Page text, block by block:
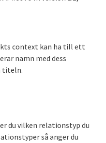
context kan ha till ett
namn med dess
titeln.
du vilken relationstyp du
så anger du